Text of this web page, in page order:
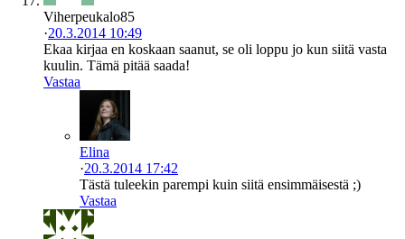
Viherpeukalo85
·20.3.2014 10:49
Ekaa kirjaa en koskaan saanut, se oli loppu jo kun siitä vasta
kuulin. Tämä pitää saada!
Vastaa
Elina
·20.3.2014 17:42
Tästä tuleekin parempi kuin siitä ensimmäisestä ;)
Vastaa